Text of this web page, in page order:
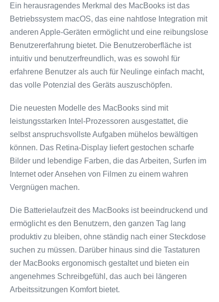
Ein herausragendes Merkmal des MacBooks ist das
Betriebssystem macOS, das eine nahtlose Integration mit
anderen Apple-Geräten ermöglicht und eine reibungslose
Benutzererfahrung bietet. Die Benutzeroberfläche ist
intuitiv und benutzerfreundlich, was es sowohl für
erfahrene Benutzer als auch für Neulinge einfach macht,
das volle Potenzial des Geräts auszuschöpfen.
Die neuesten Modelle des MacBooks sind mit
leistungsstarken Intel-Prozessoren ausgestattet, die
selbst anspruchsvollste Aufgaben mühelos bewältigen
können. Das Retina-Display liefert gestochen scharfe
Bilder und lebendige Farben, die das Arbeiten, Surfen im
Internet oder Ansehen von Filmen zu einem wahren
Vergnügen machen.
Die Batterielaufzeit des MacBooks ist beeindruckend und
ermöglicht es den Benutzern, den ganzen Tag lang
produktiv zu bleiben, ohne ständig nach einer Steckdose
suchen zu müssen. Darüber hinaus sind die Tastaturen
der MacBooks ergonomisch gestaltet und bieten ein
angenehmes Schreibgefühl, das auch bei längeren
Arbeitssitzungen Komfort bietet.